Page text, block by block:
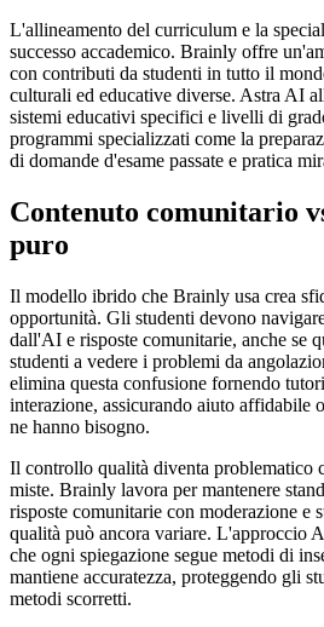
L'allineamento del curriculum e la
successo accademico. Brainly offre
con contributi da studenti in tutto il
culturali ed educative diverse. Astra AI
sistemi educativi specifici e livelli di
programmi specializzati come la
di domande d'esame passate e pratica
Contenuto comunitario
puro
Il modello ibrido che Brainly usa crea
opportunità. Gli studenti devono
dall'AI e risposte comunitarie, anche se
studenti a vedere i problemi da
elimina questa confusione fornendo
interazione, assicurando aiuto affidabile
ne hanno bisogno.
Il controllo qualità diventa problematico
miste. Brainly lavora per mantenere
risposte comunitarie con moderazione e
qualità può ancora variare. L'approccio
che ogni spiegazione segue metodi di
mantiene accuratezza, proteggendo gli
metodi scorretti.